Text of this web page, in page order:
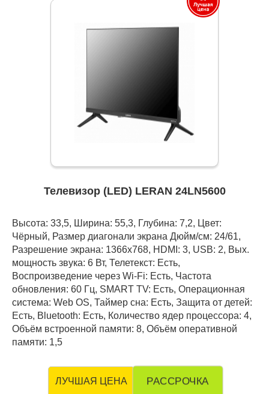
Телевизор (LED) LERAN 24LN5600
Высота: 33,5, Ширина: 55,3, Глубина: 7,2, Цвет:
Чёрный, Размер диагонали экрана Дюйм/см: 24/61,
Разрешение экрана: 1366x768, HDMI: 3, USB: 2, Вых.
мощность звука: 6 Вт, Телетекст: Есть,
Воспроизведение через Wi-Fi: Есть, Частота
обновления: 60 Гц, SMART TV: Есть, Операционная
система: Web OS, Таймер сна: Есть, Защита от детей:
Есть, Bluetooth: Есть, Количество ядер процессора: 4,
Объём встроенной памяти: 8, Объём оперативной
памяти: 1,5
ЛУЧШАЯ ЦЕНА РАССРОЧКА